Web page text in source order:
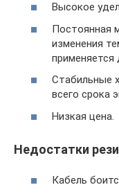
Высокое
Постоянная
изменения
применяется
Стабильные
всего срока
Низкая цена.
Недостатки
Кабель